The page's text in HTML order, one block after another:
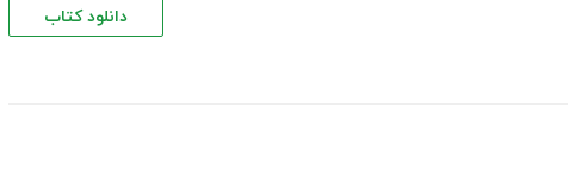
دانلود کتاب